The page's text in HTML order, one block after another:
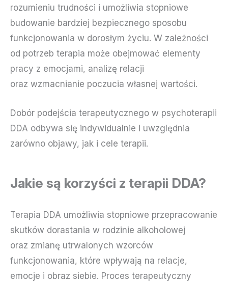
rozumieniu trudności i umożliwia stopniowe
budowanie bardziej bezpiecznego sposobu
funkcjonowania w dorosłym życiu. W zależności
od potrzeb terapia może obejmować elementy
pracy z emocjami, analizę relacji
oraz wzmacnianie poczucia własnej wartości.
Dobór podejścia terapeutycznego w psychoterapii
DDA odbywa się indywidualnie i uwzględnia
zarówno objawy, jak i cele terapii.
Jakie są korzyści z terapii DDA?
Terapia DDA umożliwia stopniowe przepracowanie
skutków dorastania w rodzinie alkoholowej
oraz zmianę utrwalonych wzorców
funkcjonowania, które wpływają na relacje,
emocje i obraz siebie. Proces terapeutyczny